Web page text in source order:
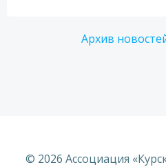
Архив
© 2026 Ассоциация